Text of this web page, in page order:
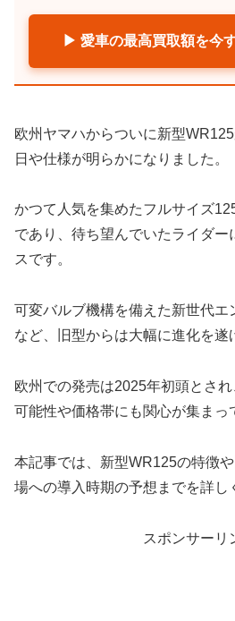
▶ 愛車の最高買取額を今
欧州ヤマハからついに新型
日や仕様が明らかになりました。
かつて人気を集めたフルサイズ
であり、待ち望んでいたライダー
スです。
可変バルブ機構を備えた新世代エ
など、旧型からは大幅に進化を遂
欧州での発売は2025年初頭とさ
可能性や価格帯にも関心が集まっ
本記事では、新型WR125の特徴
場への導入時期の予想までを詳し
スポンサーリ